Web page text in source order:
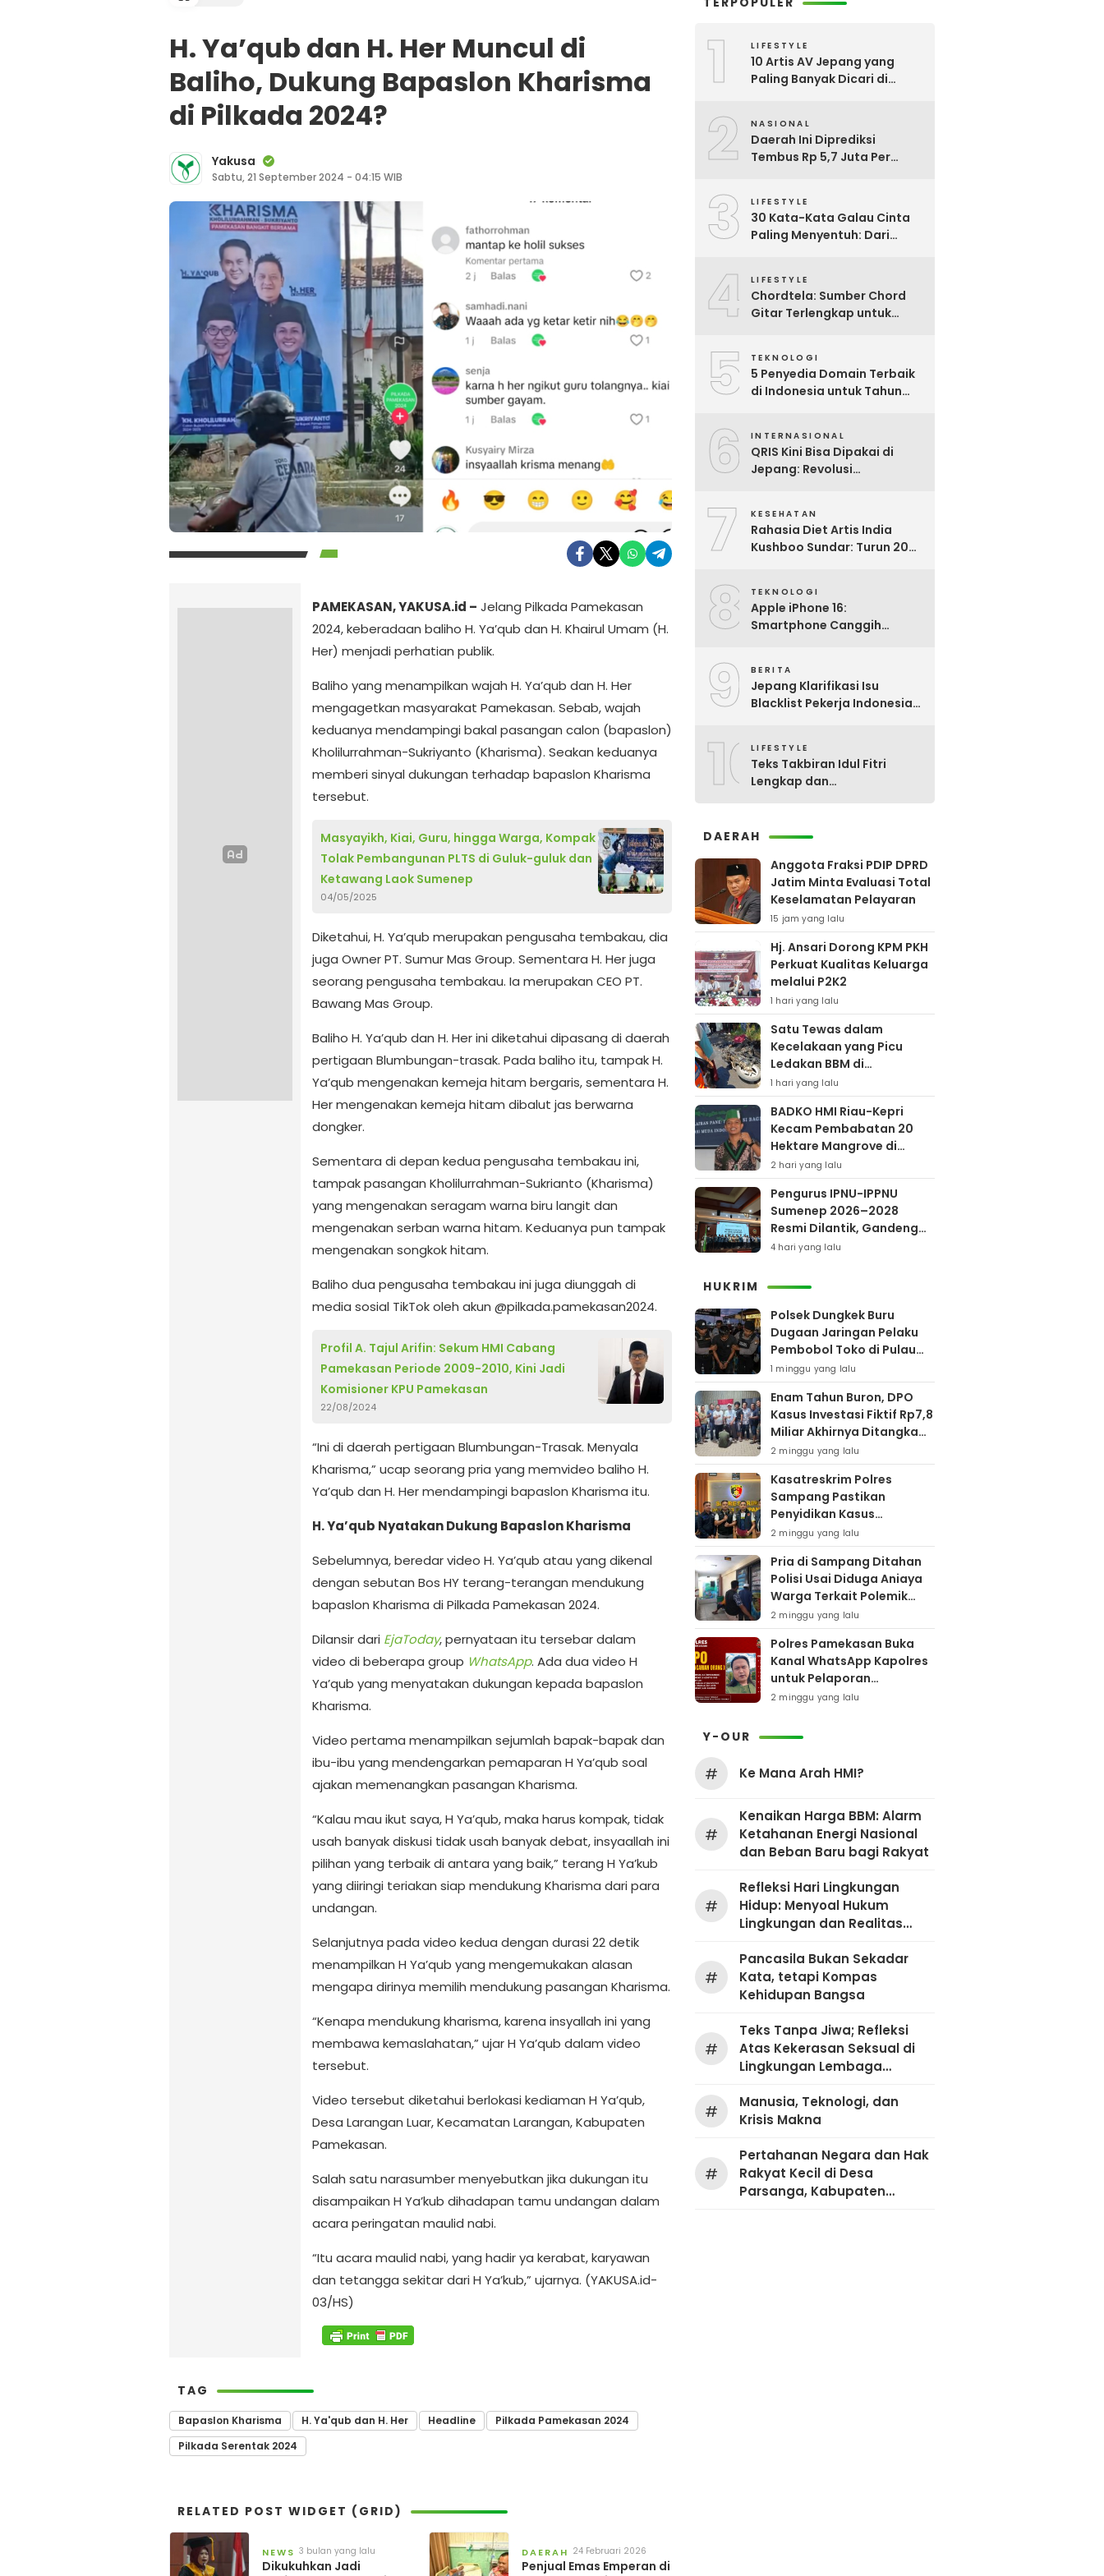
H. Ya’qub dan H. Her Muncul di
Baliho, Dukung Bapaslon Kharisma
di Pilkada 2024?
Yakusa
Sabtu, 21 September 2024 - 04:15 WIB
PAMEKASAN, YAKUSA.id – Jelang Pilkada Pamekasan
2024, keberadaan baliho H. Ya’qub dan H. Khairul Umam (H.
Her) menjadi perhatian publik.
Baliho yang menampilkan wajah H. Ya’qub dan H. Her
mengagetkan masyarakat Pamekasan. Sebab, wajah
keduanya mendampingi bakal pasangan calon (bapaslon)
Kholilurrahman-Sukriyanto (Kharisma). Seakan keduanya
memberi sinyal dukungan terhadap bapaslon Kharisma
tersebut.
Masyayikh, Kiai, Guru, hingga Warga, Kompak
Tolak Pembangunan PLTS di Guluk-guluk dan
Ketawang Laok Sumenep
04/05/2025
Diketahui, H. Ya’qub merupakan pengusaha tembakau, dia
juga Owner PT. Sumur Mas Group. Sementara H. Her juga
seorang pengusaha tembakau. Ia merupakan CEO PT.
Bawang Mas Group.
Baliho H. Ya’qub dan H. Her ini diketahui dipasang di daerah
pertigaan Blumbungan-trasak. Pada baliho itu, tampak H.
Ya’qub mengenakan kemeja hitam bergaris, sementara H.
Her mengenakan kemeja hitam dibalut jas berwarna
dongker.
Sementara di depan kedua pengusaha tembakau ini,
tampak pasangan Kholilurrahman-Sukrianto (Kharisma)
yang mengenakan seragam warna biru langit dan
mengenakan serban warna hitam. Keduanya pun tampak
mengenakan songkok hitam.
Baliho dua pengusaha tembakau ini juga diunggah di
media sosial TikTok oleh akun @pilkada.pamekasan2024.
Profil A. Tajul Arifin: Sekum HMI Cabang
Pamekasan Periode 2009-2010, Kini Jadi
Komisioner KPU Pamekasan
22/08/2024
“Ini di daerah pertigaan Blumbungan-Trasak. Menyala
Kharisma,” ucap seorang pria yang memvideo baliho H.
Ya’qub dan H. Her mendampingi bapaslon Kharisma itu.
H. Ya’qub Nyatakan Dukung Bapaslon Kharisma
Sebelumnya, beredar video H. Ya’qub atau yang dikenal
dengan sebutan Bos HY terang-terangan mendukung
bapaslon Kharisma di Pilkada Pamekasan 2024.
Dilansir dari EjaToday, pernyataan itu tersebar dalam
video di beberapa group WhatsApp. Ada dua video H
Ya’qub yang menyatakan dukungan kepada bapaslon
Kharisma.
Video pertama menampilkan sejumlah bapak-bapak dan
ibu-ibu yang mendengarkan pemaparan H Ya’qub soal
ajakan memenangkan pasangan Kharisma.
“Kalau mau ikut saya, H Ya’qub, maka harus kompak, tidak
usah banyak diskusi tidak usah banyak debat, insyaallah ini
pilihan yang terbaik di antara yang baik,” terang H Ya’kub
yang diiringi teriakan siap mendukung Kharisma dari para
undangan.
Selanjutnya pada video kedua dengan durasi 22 detik
menampilkan H Ya’qub yang mengemukakan alasan
mengapa dirinya memilih mendukung pasangan Kharisma.
“Kenapa mendukung kharisma, karena insyallah ini yang
membawa kemaslahatan,” ujar H Ya’qub dalam video
tersebut.
Video tersebut diketahui berlokasi kediaman H Ya’qub,
Desa Larangan Luar, Kecamatan Larangan, Kabupaten
Pamekasan.
Salah satu narasumber menyebutkan jika dukungan itu
disampaikan H Ya’kub dihadapan tamu undangan dalam
acara peringatan maulid nabi.
“Itu acara maulid nabi, yang hadir ya kerabat, karyawan
dan tetangga sekitar dari H Ya’kub,” ujarnya. (YAKUSA.id-
03/HS)
TAG
Bapaslon Kharisma H. Ya'qub dan H. Her Headline
Pilkada Pamekasan 2024
Pilkada Serentak 2024
RELATED POST WIDGET (GRID)
NEWS 3 bulan yang lalu
Dikukuhkan Jadi
DAERAH 24 Februari 2026
Penjual Emas Emperan di
1 LIFESTYLE
10 Artis AV Jepang yang
Paling Banyak Dicari di
2 NASIONAL
Daerah Ini Diprediksi
Tembus Rp 5,7 Juta Per
Upah Minimum 2026
3 LIFESTYLE
30 Kata-Kata Galau Cinta
Paling Menyentuh: Dari
4 LIFESTYLE
Chordtela: Sumber Chord
Gitar Terlengkap untuk
5 TEKNOLOGI
5 Penyedia Domain Terbaik
di Indonesia untuk Tahun
6 INTERNASIONAL
QRIS Kini Bisa Dipakai di
Jepang: Revolusi
7 KESEHATAN
Rahasia Diet Artis India
Kushboo Sundar: Turun 20
8 TEKNOLOGI
Apple iPhone 16:
Smartphone Canggih
9 BERITA
Jepang Klarifikasi Isu
Blacklist Pekerja Indonesia,
10LIFESTYLE
Teks Takbiran Idul Fitri
Lengkap dan
DAERAH
Anggota Fraksi PDIP DPRD
Jatim Minta Evaluasi Total
Keselamatan Pelayaran
15 jam yang lalu
Hj. Ansari Dorong KPM PKH
Perkuat Kualitas Keluarga
melalui P2K2
1 hari yang lalu
Satu Tewas dalam
Kecelakaan yang Picu
Ledakan BBM di
Pamekasan
1 hari yang lalu
BADKO HMI Riau-Kepri
Kecam Pembabatan 20
Hektare Mangrove di
Bengkalis
2 hari yang lalu
Pengurus IPNU-IPPNU
Sumenep 2026–2028
Resmi Dilantik, Gandeng
Kampus Lewat Program
4 hari yang lalu
HUKRIM
Polsek Dungkek Buru
Dugaan Jaringan Pelaku
Pembobol Toko di Pulau
Gili Iyang
1 minggu yang lalu
Enam Tahun Buron, DPO
Kasus Investasi Fiktif Rp7,8
Miliar Akhirnya Ditangkap
Polres Pamekasan
2 minggu yang lalu
Kasatreskrim Polres
Sampang Pastikan
Penyidikan Kasus
Rudapaksa Anak Berjalan
Sesuai Fakta Hukum
2 minggu yang lalu
Pria di Sampang Ditahan
Polisi Usai Diduga Aniaya
Warga Terkait Polemik
Bansos
2 minggu yang lalu
Polres Pamekasan Buka
Kanal WhatsApp Kapolres
untuk Pelaporan
Keberadaan DPO AEF
2 minggu yang lalu
Y-OUR
# Ke Mana Arah HMI?
#
Kenaikan Harga BBM: Alarm
Ketahanan Energi Nasional
dan Beban Baru bagi Rakyat
#
Refleksi Hari Lingkungan
Hidup: Menyoal Hukum
Lingkungan dan Realitas
#
Pancasila Bukan Sekadar
Kata, tetapi Kompas
Kehidupan Bangsa
#
Teks Tanpa Jiwa; Refleksi
Atas Kekerasan Seksual di
Lingkungan Lembaga
#
Manusia, Teknologi, dan
Krisis Makna
#
Pertahanan Negara dan Hak
Rakyat Kecil di Desa
Parsanga, Kabupaten